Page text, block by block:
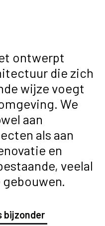
ontwerpt
die zich
wijze voegt
We
aan
als aan
en
veelal
bijzonder